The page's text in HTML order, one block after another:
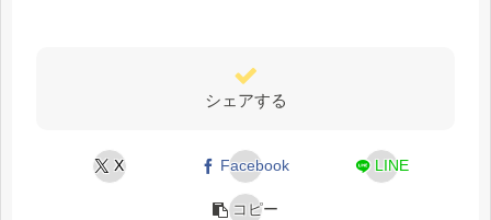
シェアする
X Facebook LINE
コピー